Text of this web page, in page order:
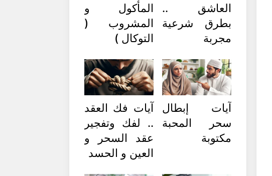
العاشق ..
بطرق شرعية
مجربة
المأكول و
المشروب (
التوكال )
آيات إبطال
سحر المحبة
مكتوبة
آيات فك العقد
.. لفك وتفجير
عقد السحر و
العين و الحسد